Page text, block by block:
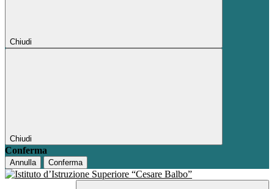
Chiudi
Chiudi
Conferma
Annulla Conferma